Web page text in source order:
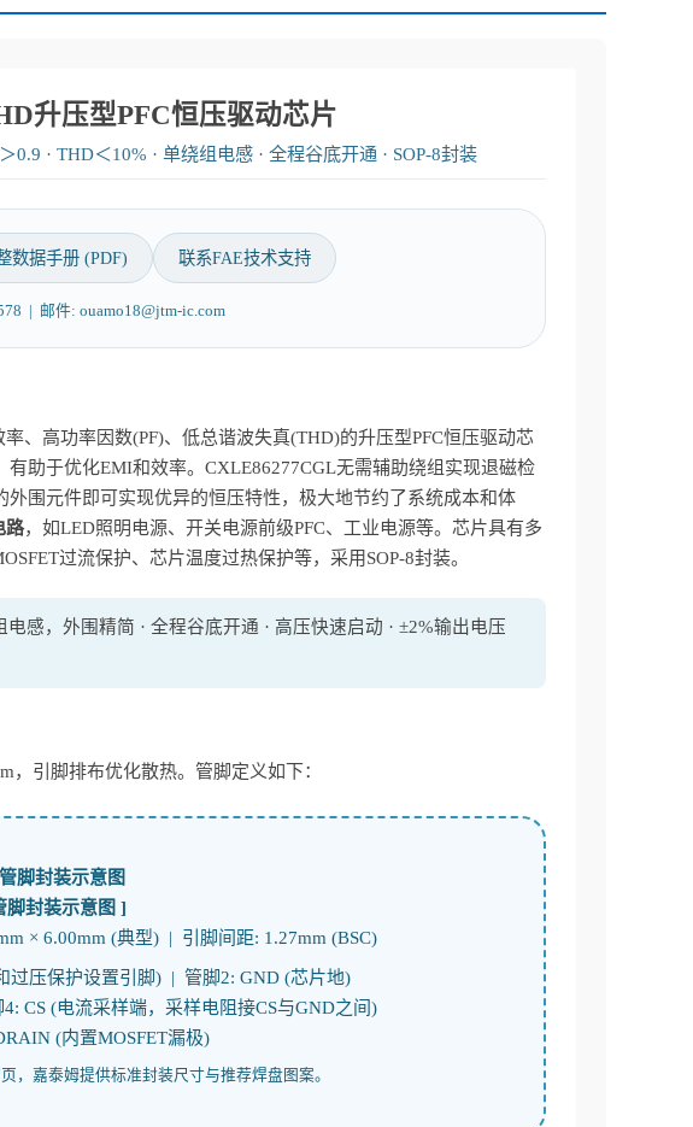
升压型PFC恒压驱动芯片
· THD＜10% · 单绕组电感 · 全程谷底开通 · SOP-8封装
数据手册 (PDF) 联系FAE技术支持
| 邮件: ouamo18@jtm-ic.com
、高功率因数(PF)、低总谐波失真(THD)的升压型PFC恒压驱动芯
有助于优化EMI和效率。CXLE86277CGL无需辅助绕组实现退磁检
围元件即可实现优异的恒压特性，极大地节约了系统成本和体
路，如LED照明电源、开关电源前级PFC、工业电源等。芯片具有多
过流保护、芯片温度过热保护等，采用SOP-8封装。
电感，外围精简 · 全程谷底开通 · 高压快速启动 · ±2%输出电压
，引脚排布优化散热。管脚定义如下：
脚封装示意图 ]
× 6.00mm (典型) | 引脚间距: 1.27mm (BSC)
过压保护设置引脚) | 管脚2: GND (芯片地)
CS (电流采样端，采样电阻接CS与GND之间)
(内置MOSFET漏极)
，嘉泰姆提供标准封装尺寸与推荐焊盘图案。